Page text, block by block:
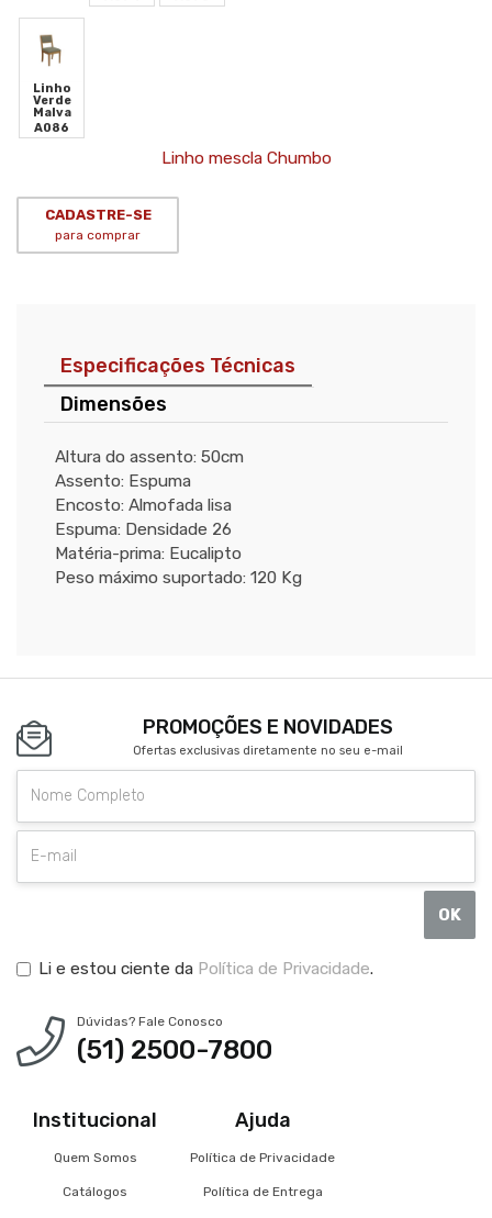
Linho
Verde
Malva
A086
Linho mescla Chumbo
CADASTRE-SE
para comprar
Especificações Técnicas
Dimensões
Altura do assento: 50cm
Assento: Espuma
Encosto: Almofada lisa
Espuma: Densidade 26
Matéria-prima: Eucalipto
Peso máximo suportado: 120 Kg
PROMOÇÕES E NOVIDADES
Ofertas exclusivas diretamente no seu e-mail
OK
Li e estou ciente da Política de Privacidade.
Dúvidas? Fale Conosco
(51) 2500-7800
Institucional
Quem Somos
Catálogos
Ajuda
Política de Privacidade
Política de Entrega